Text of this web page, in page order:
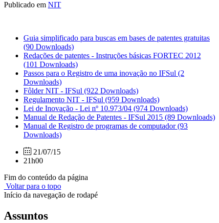
Publicado em NIT
Guia simplificado para buscas em bases de patentes gratuitas
(90 Downloads)
Redações de patentes - Instruções básicas FORTEC 2012
(101 Downloads)
Passos para o Registro de uma inovação no IFSul (2
Downloads)
Fôlder NIT - IFSul (922 Downloads)
Regulamento NIT - IFSul (959 Downloads)
Lei de Inovação - Lei nº 10.973/04 (974 Downloads)
Manual de Redação de Patentes - IFSul 2015 (89 Downloads)
Manual de Registro de programas de computador(93
Downloads)
21/07/15
21h00
Fim do conteúdo da página
Voltar para o topo
Início da navegação de rodapé
Assuntos